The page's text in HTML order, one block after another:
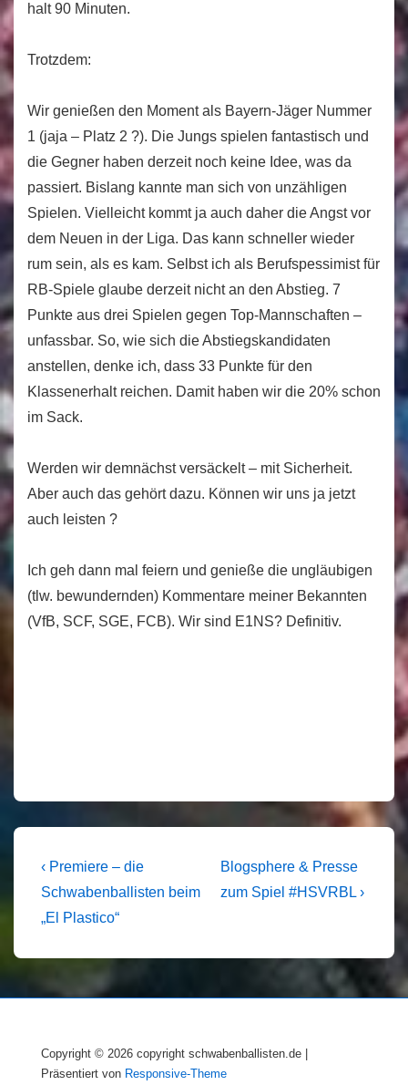
halt 90 Minuten.
Trotzdem:
Wir genießen den Moment als Bayern-Jäger Nummer
1 (jaja – Platz 2 ?). Die Jungs spielen fantastisch und
die Gegner haben derzeit noch keine Idee, was da
passiert. Bislang kannte man sich von unzähligen
Spielen. Vielleicht kommt ja auch daher die Angst vor
dem Neuen in der Liga. Das kann schneller wieder
rum sein, als es kam. Selbst ich als Berufspessimist für
RB-Spiele glaube derzeit nicht an den Abstieg. 7
Punkte aus drei Spielen gegen Top-Mannschaften –
unfassbar. So, wie sich die Abstiegskandidaten
anstellen, denke ich, dass 33 Punkte für den
Klassenerhalt reichen. Damit haben wir die 20% schon
im Sack.
Werden wir demnächst versäckelt – mit Sicherheit.
Aber auch das gehört dazu. Können wir uns ja jetzt
auch leisten ?
Ich geh dann mal feiern und genieße die ungläubigen
(tlw. bewundernden) Kommentare meiner Bekannten
(VfB, SCF, SGE, FCB). Wir sind E1NS? Definitiv.
Beitragsnavigation
Vorheriger
Beitrag
ist
‹ Premiere – die
Schwabenballisten beim
„El Plastico“
Nächster
Beitrag
Blogsphere & Presse
zum Spiel #HSVRBL ›
Copyright © 2026 copyright schwabenballisten.de
Präsentiert von Responsive-Theme